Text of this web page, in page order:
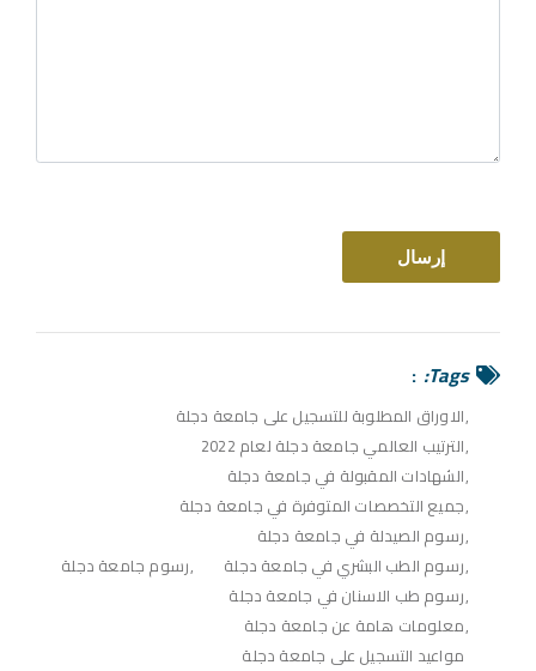
Tags:
الاوراق المطلوبة للتسجيل على جامعة دجلة
الترتيب العالمي جامعة دجلة لعام 2022
الشهادات المقبولة في جامعة دجلة
جميع التخصصات المتوفرة في جامعة دجلة
رسوم الصيدلة في جامعة دجلة
رسوم الطب البشري في جامعة دجلة
رسوم جامعة دجلة
رسوم طب الاسنان في جامعة دجلة
معلومات هامة عن جامعة دجلة
مواعيد التسجيل على جامعة دجلة